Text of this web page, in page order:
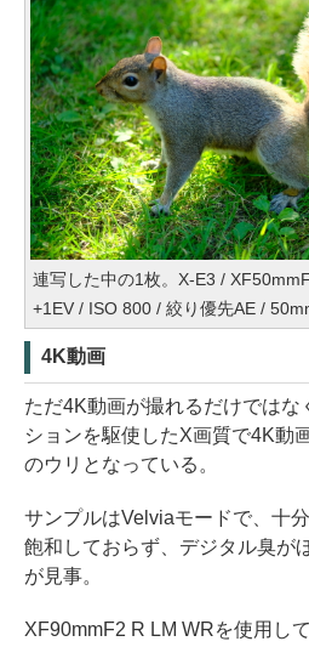
連写した中の1枚。X-E3 /
+1EV / ISO 800 / 絞り優先AE /
4K動画
ただ4K動画が撮れるだけではな
ションを駆使したX画質で4K動
のウリとなっている。
サンプルはVelviaモードで、十
飽和しておらず、デジタル臭が
が見事。
XF90mmF2 R LM WRを使用し